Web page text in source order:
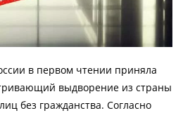
в первом чтении приняла
выдворение из страны
без гражданства. Согласно